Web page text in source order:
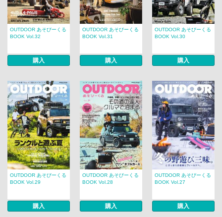
OUTDOOR あそびーくる
BOOK Vol.32
購入
OUTDOOR あそびーくる
BOOK Vol.31
購入
OUTDOOR あそびーくる
BOOK Vol.30
購入
OUTDOOR あそびーくる
BOOK Vol.29
購入
OUTDOOR あそびーくる
BOOK Vol.28
購入
OUTDOOR あそびーくる
BOOK Vol.27
購入